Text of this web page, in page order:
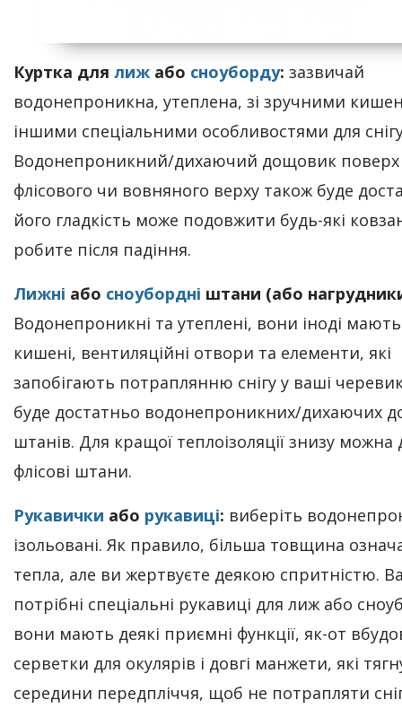
Куртка для лиж або сноуборду: зазвичай
водонепроникна, утеплена, зі зручними
іншими спеціальними особливостями для
Водонепроникний/дихаючий дощовик
флісового чи вовняного верху також буде
його гладкість може подовжити будь-які
робите після падіння.
Лижні або сноубордні штани (або
Водонепроникні та утеплені, вони іноді
кишені, вентиляційні отвори та елементи, які
запобігають потраплянню снігу у ваші
буде достатньо водонепроникних/дихаючих
штанів. Для кращої теплоізоляції знизу можна
флісові штани.
Рукавички або рукавиці: виберіть
ізольовані. Як правило, більша товщина
тепла, але ви жертвуєте деякою спритністю.
потрібні спеціальні рукавиці для лиж або
вони мають деякі приємні функції, як-от
серветки для окулярів і довгі манжети, які
середини передпліччя, щоб не потрапляти